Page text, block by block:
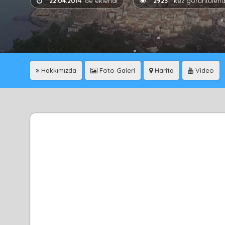
Hakkımızda Foto Galeri Harita Video